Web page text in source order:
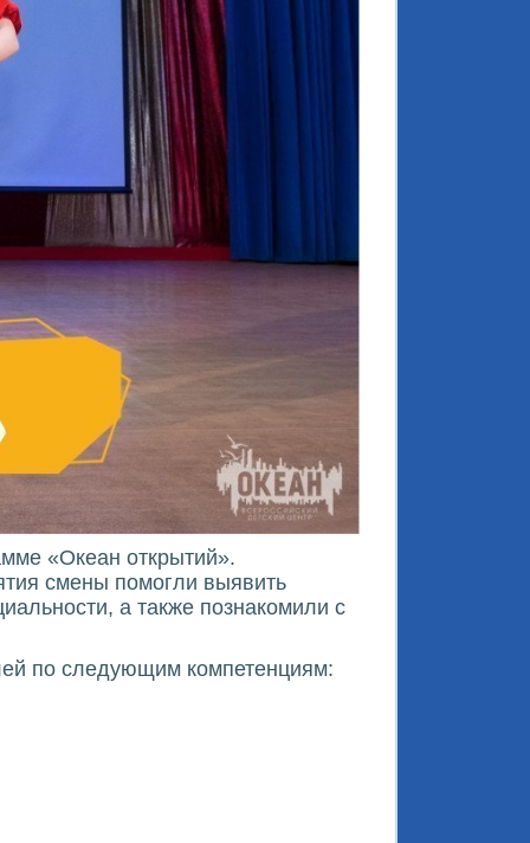
«Океан открытий».
смены помогли выявить
а также познакомили с
по следующим компетенциям: